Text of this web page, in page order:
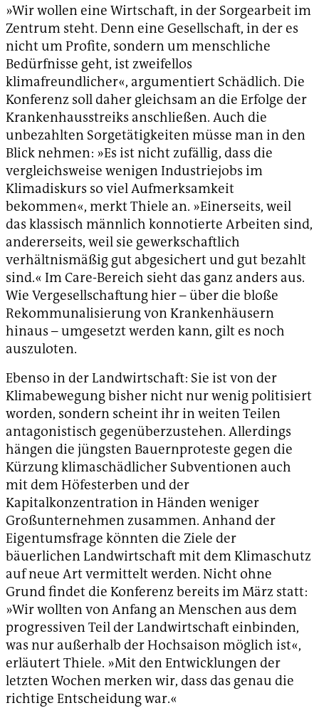
»Wir wollen eine Wirtschaft, in der Sorgearbeit im
Zentrum steht. Denn eine Gesellschaft, in der es
nicht um Profite, sondern um menschliche
Bedürfnisse geht, ist zweifellos
klimafreundlicher«, argumentiert Schädlich. Die
Konferenz soll daher gleichsam an die Erfolge der
Krankenhausstreiks anschließen. Auch die
unbezahlten Sorgetätigkeiten müsse man in den
Blick nehmen: »Es ist nicht zufällig, dass die
vergleichsweise wenigen Industriejobs im
Klimadiskurs so viel Aufmerksamkeit
bekommen«, merkt Thiele an. »Einerseits, weil
das klassisch männlich konnotierte Arbeiten sind,
andererseits, weil sie gewerkschaftlich
verhältnismäßig gut abgesichert und gut bezahlt
sind.« Im Care-Bereich sieht das ganz anders aus.
Wie Vergesellschaftung hier – über die bloße
Rekommunalisierung von Krankenhäusern
hinaus – umgesetzt werden kann, gilt es noch
auszuloten.
Ebenso in der Landwirtschaft: Sie ist von der
Klimabewegung bisher nicht nur wenig politisiert
worden, sondern scheint ihr in weiten Teilen
antagonistisch gegenüberzustehen. Allerdings
hängen die jüngsten Bauernproteste gegen die
Kürzung klimaschädlicher Subventionen auch
mit dem Höfesterben und der
Kapitalkonzentration in Händen weniger
Großunternehmen zusammen. Anhand der
Eigentumsfrage könnten die Ziele der
bäuerlichen Landwirtschaft mit dem Klimaschutz
auf neue Art vermittelt werden. Nicht ohne
Grund findet die Konferenz bereits im März statt:
»Wir wollten von Anfang an Menschen aus dem
progressiven Teil der Landwirtschaft einbinden,
was nur außerhalb der Hochsaison möglich ist«,
erläutert Thiele. »Mit den Entwicklungen der
letzten Wochen merken wir, dass das genau die
richtige Entscheidung war.«